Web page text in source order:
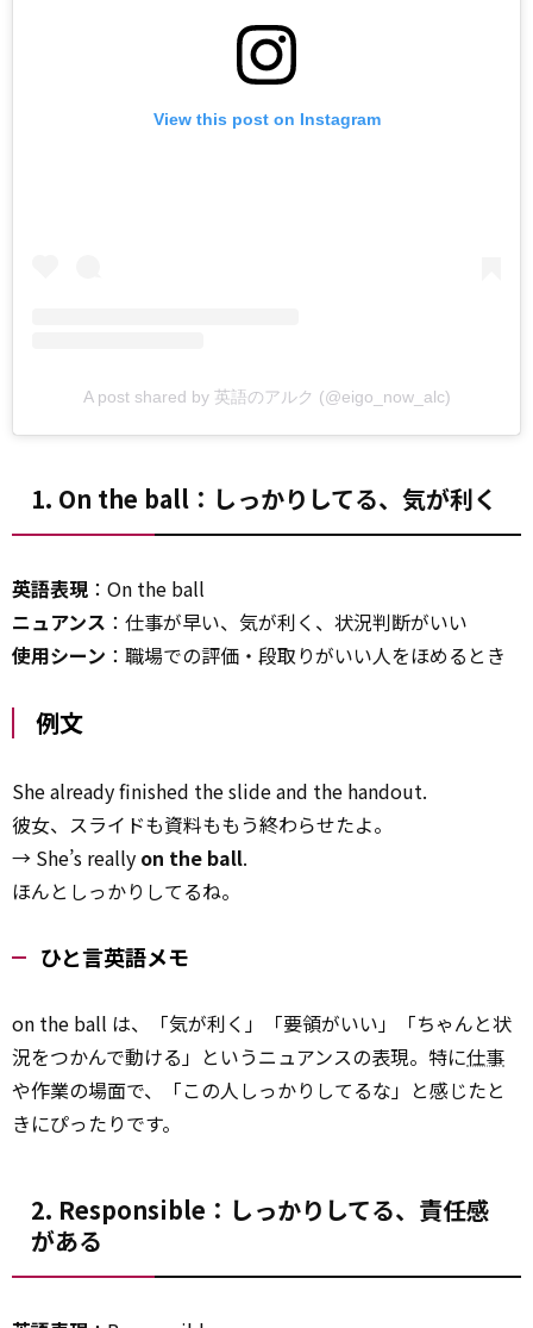
View this post on Instagram
A post shared by 英語のアルク (@eigo_now_alc)
1. On the ball：しっかりしてる、気が利く
英語表現 ：On the ball
ニュアンス ：仕事が早い、気が利く、状況判断がいい
使用シーン ：職場での評価・段取りがいい人をほめるとき
例文
She already finished the slide and the handout.
彼女、スライドも資料ももう終わらせたよ。
→ She’s really on the ball.
ほんとしっかりしてるね。
ひと言英語メモ
on the ball は、「気が利く」「要領がいい」「ちゃんと状
況をつかんで動ける」というニュアンスの表現。特に仕事
や作業の場面で、「この人しっかりしてるな」と感じたと
きにぴったりです。
2. Responsible：しっかりしてる、責任感
がある